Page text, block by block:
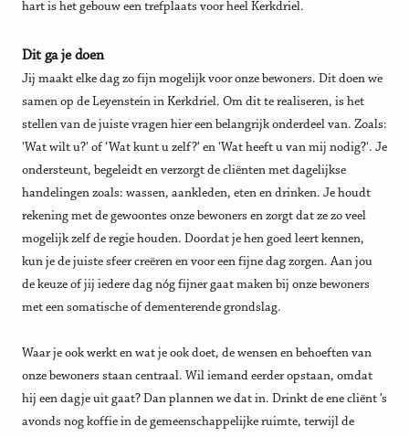
hart is het gebouw een trefplaats voor heel Kerkdriel.
Dit ga je doen
Jij maakt elke dag zo fijn mogelijk voor onze bewoners. Dit doen we
samen op de Leyenstein in Kerkdriel. Om dit te realiseren, is het
stellen van de juiste vragen hier een belangrijk onderdeel van. Zoals:
'Wat wilt u?' of ‘Wat kunt u zelf?’ en 'Wat heeft u van mij nodig?'. Je
ondersteunt, begeleidt en verzorgt de cliënten met dagelijkse
handelingen zoals: wassen, aankleden, eten en drinken. Je houdt
rekening met de gewoontes onze bewoners en zorgt dat ze zo veel
mogelijk zelf de regie houden. Doordat je hen goed leert kennen,
kun je de juiste sfeer creëren en voor een fijne dag zorgen. Aan jou
de keuze of jij iedere dag nóg fijner gaat maken bij onze bewoners
met een somatische of dementerende grondslag.
Waar je ook werkt en wat je ook doet, de wensen en behoeften van
onze bewoners staan centraal. Wil iemand eerder opstaan, omdat
hij een dagje uit gaat? Dan plannen we dat in. Drinkt de ene cliënt ’s
avonds nog koffie in de gemeenschappelijke ruimte, terwijl de